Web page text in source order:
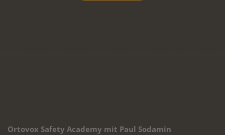
In der Steirer Krone am 9.Jänner 2022